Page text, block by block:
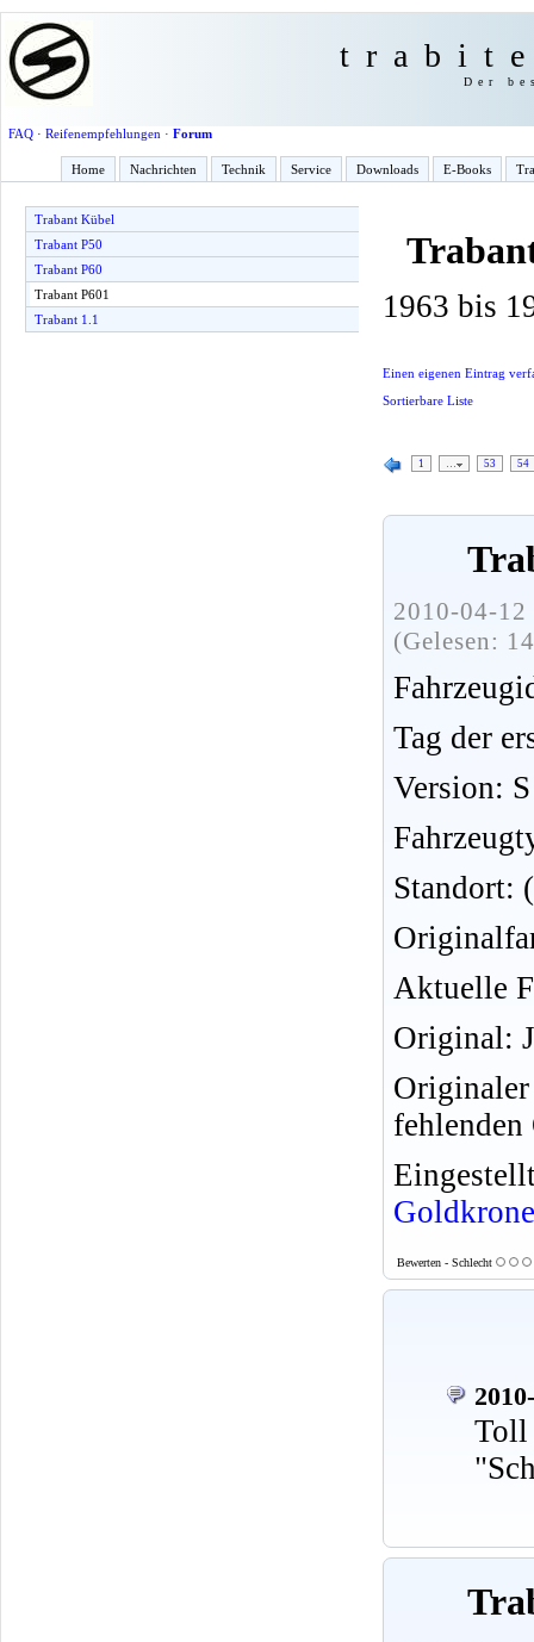
Der
FAQ· Reifenempfehlungen · Forum
Home Nachrichten Technik Service Downloads E-Books
Trabant Kübel
Trabant P50
Trabant P60
Trabant P601
Trabant 1.1
1963 bis
Einen eigenen Eintrag
Sortierbare Liste
1 53 54
2010-04-
(Gelesen:
Tag der
Version: S
Standort:
Aktuelle
Original:
Goldkrone
Bewerten - Schlecht
Toll